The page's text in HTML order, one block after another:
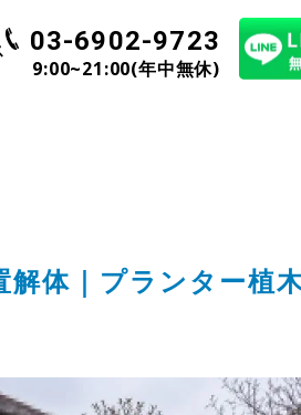
03-6902-9723
9:00~21:00(年中無休)
解体｜プランター植